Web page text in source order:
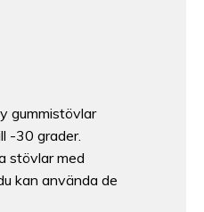
gummistövlar
-30 grader.
stövlar med
kan använda de